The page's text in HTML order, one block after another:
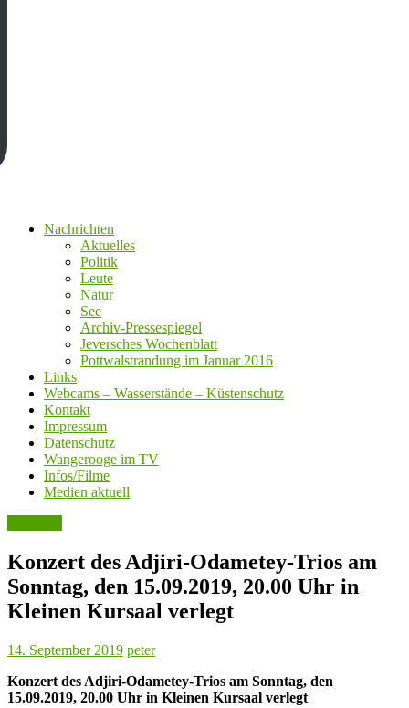
Nachrichten
Aktuelles
Politik
Leute
Natur
See
Archiv-Pressespiegel
Jeversches Wochenblatt
Pottwalstrandung im Januar 2016
Links
Webcams – Wasserstände – Küstenschutz
Kontakt
Impressum
Datenschutz
Wangerooge im TV
Infos/Filme
Medien aktuell
Konzert des Adjiri-Odametey-Trios am
Sonntag, den 15.09.2019, 20.00 Uhr in
Kleinen Kursaal verlegt
14. September 2019 peter
Konzert des Adjiri-Odametey-Trios am Sonntag, den
15.09.2019, 20.00 Uhr in Kleinen Kursaal verlegt